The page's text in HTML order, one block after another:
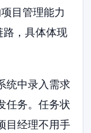
项目管理能力
路，具体体现
统中录入需求
任务。任务状
目经理不用手